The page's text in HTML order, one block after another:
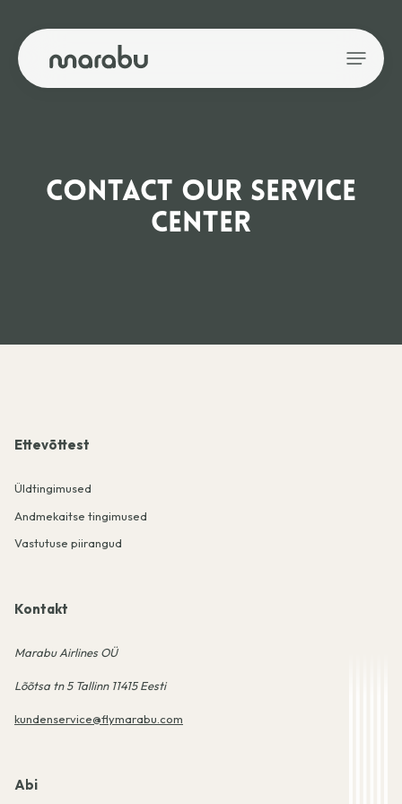
CONTACT OUR SERVICE
CENTER
Ettevõttest
Üldtingimused
Andmekaitse tingimused
Vastutuse piirangud
Kontakt
Marabu Airlines OÜ
Lõõtsa tn 5 Tallinn 11415 Eesti
kundenservice@flymarabu.com
Abi